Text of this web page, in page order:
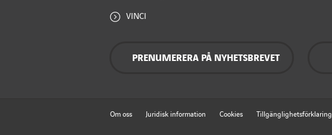
VINCI
PRENUMERERA PÅ NYHETSBREVET
Om oss Juridisk information Cookies Tillgänglighetsförklaring